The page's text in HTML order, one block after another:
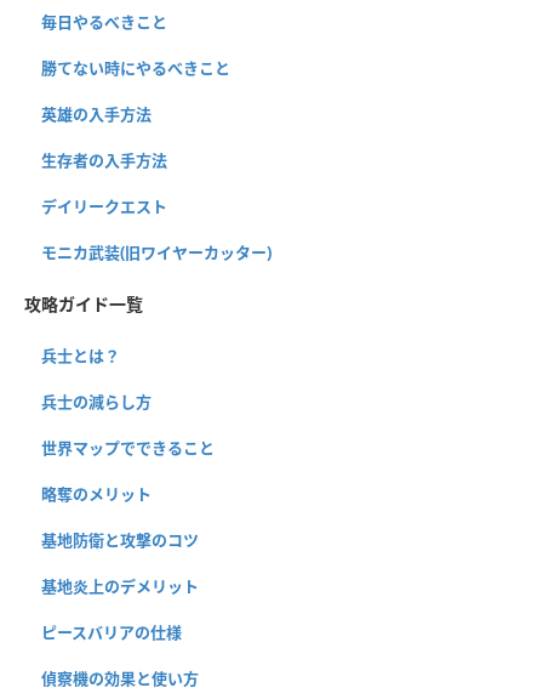
毎日やるべきこと
勝てない時にやるべきこと
英雄の入手方法
生存者の入手方法
デイリークエスト
モニカ武装(旧ワイヤーカッター)
攻略ガイド一覧
兵士とは？
兵士の減らし方
世界マップでできること
略奪のメリット
基地防衛と攻撃のコツ
基地炎上のデメリット
ピースバリアの仕様
偵察機の効果と使い方